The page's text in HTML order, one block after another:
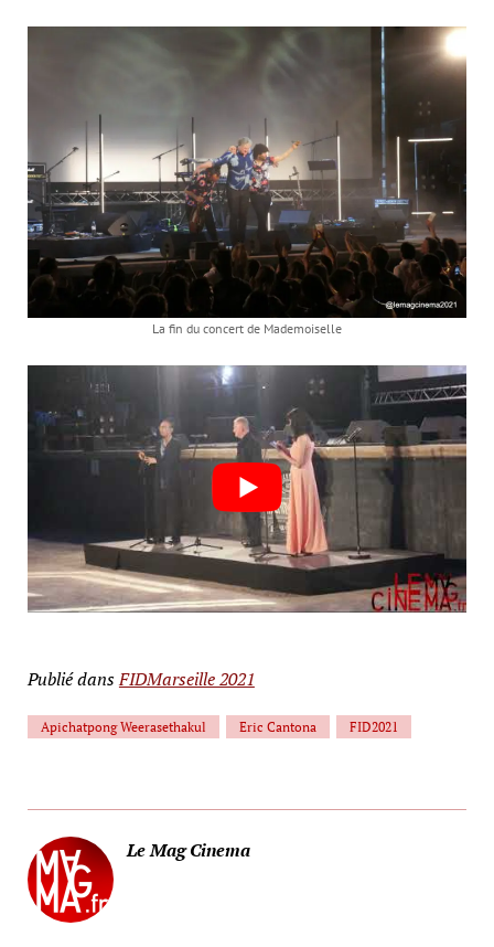
La fin du concert de Mademoiselle
Publié dansFIDMarseille 2021
Apichatpong Weerasethakul Eric Cantona FID2021
Le Mag Cinema